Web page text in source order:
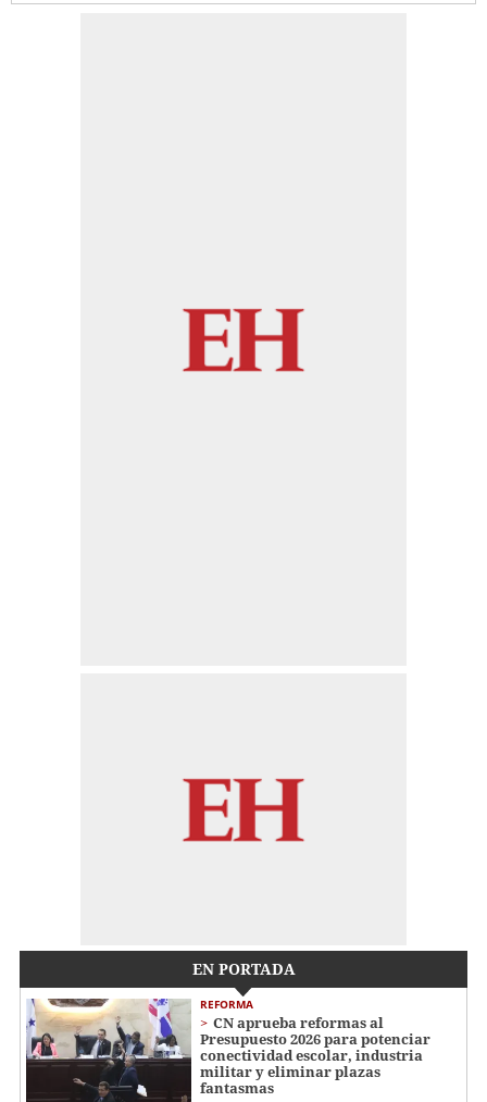
EN PORTADA
REFORMA
CN aprueba reformas al
Presupuesto 2026 para potenciar
conectividad escolar, industria
militar y eliminar plazas
fantasmas